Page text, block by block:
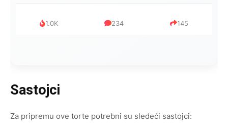
1.0K 234 145
Sastojci
Za pripremu ove torte potrebni su sledeći sastojci: